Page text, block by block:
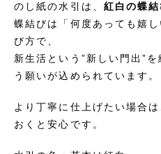
のし紙の水引は、 紅白の蝶結
蝶結びは「何度あっても嬉
び方で、
新生活という”新しい門出”
う願いが込められています。
より丁寧に仕上げたい場合
おくと安心です。